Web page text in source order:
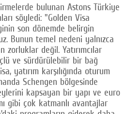
bulunan Astons Türkiye
söyledi: "Golden Visa
son dönemde belirgin
Bunun temel nedeni yalnızca
değil. Yatırımcılar
ve sürdürülebilir bir bağ
yatırım karşılığında oturum
Schengen bölgesinde
kapsayan bir yapı ve euro
gibi çok katmanlı avantajlar